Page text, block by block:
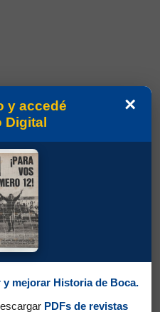
×
y accedé
Digital
y mejorar Historia de Boca.
PDFs de revistas